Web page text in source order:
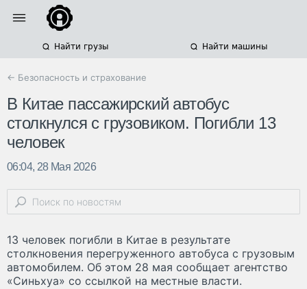
Найти грузы Найти машины
← Безопасность и страхование
В Китае пассажирский автобус
столкнулся с грузовиком. Погибли 13
человек
06:04, 28 Мая 2026
13 человек погибли в Китае в результате
столкновения перегруженного автобуса с грузовым
автомобилем. Об этом 28 мая сообщает агентство
«Синьхуа» со ссылкой на местные власти.